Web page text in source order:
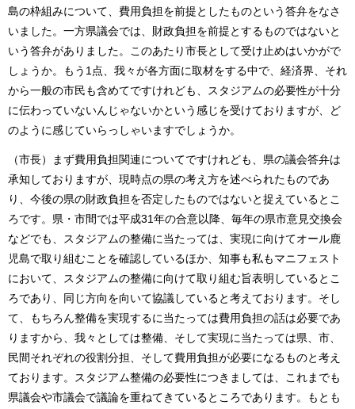
島の枠組みについて、費用負担を前提としたものという答弁をなさ
いました。一方県議会では、財政負担を前提とするものではないと
いう答弁がありました。このあたり市長として受け止めはいかがで
しょうか。もう1点、我々が各方面に取材をする中で、経済界、それ
から一般の市民も含めてですけれども、スタジアムの必要性が十分
に伝わっていないんじゃないかという感じを受けておりますが、ど
のように感じていらっしゃいますでしょうか。
（市長）まず費用負担関連についてですけれども、県の議会答弁は
承知しておりますが、現時点の県の考え方を述べられたものであ
り、今後の県の財政負担を否定したものではないと捉えているとこ
ろです。県・市間では平成31年の合意以降、毎年の県市意見交換会
などでも、スタジアムの整備に当たっては、実現に向けてオール鹿
児島で取り組むことを確認しているほか、知事も私もマニフェスト
において、スタジアムの整備に向けて取り組む旨表明しているとこ
ろであり、同じ方向を向いて協議していると考えております。そし
て、もちろん整備を実現するに当たっては費用負担の話は必要であ
りますから、我々としては整備、そして実現に当たっては県、市、
民間それぞれの役割分担、そして費用負担が必要になるものと考え
ております。スタジアム整備の必要性につきましては、これまでも
県議会や市議会で議論を重ねてきているところであります。もとも